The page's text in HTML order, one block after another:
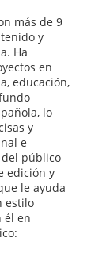
más de 9
y
Ha
en
educación,
lo
y
e
público
edición y
le ayuda
estilo
él en